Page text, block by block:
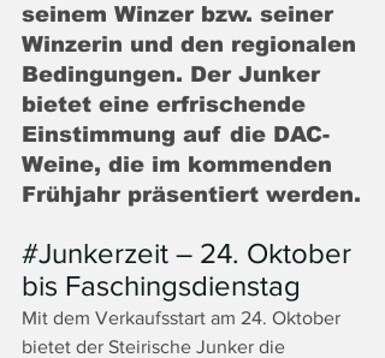
seinem Winzer bzw. seiner
Winzerin und den regionalen
Bedingungen. Der Junker
bietet eine erfrischende
Einstimmung auf die DAC-
Weine, die im kommenden
Frühjahr präsentiert werden.
#Junkerzeit – 24. Oktober
bis Faschingsdienstag
Mit dem Verkaufsstart am 24. Oktober
bietet der Steirische Junker die